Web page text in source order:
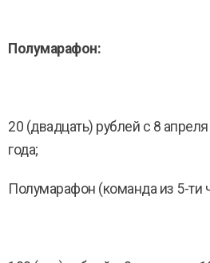
Полумарафон:
20 (двадцать) рублей с 8
года;
Полумарафон (команда из 5-ти